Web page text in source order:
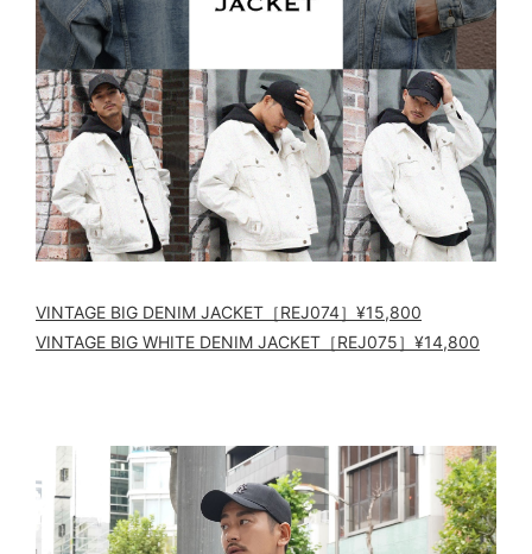
VINTAGE BIG DENIM JACKET［REJ074］¥15,800
VINTAGE BIG WHITE DENIM JACKET［REJ075］¥14,800